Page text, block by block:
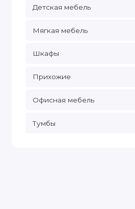
Детская мебель
Мягкая мебель
Шкафы
Прихожие
Офисная мебель
Тумбы